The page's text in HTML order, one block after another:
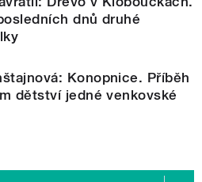
dnů druhé
Konopnice. Příběh
dětství jedné venkovské